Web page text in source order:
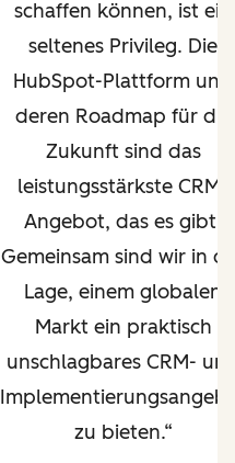
schaffen können, ist ein
seltenes Privileg. Die
HubSpot-Plattform und
deren Roadmap für die
Zukunft sind das
leistungsstärkste CRM-
Angebot, das es gibt.
Gemeinsam sind wir in
Lage, einem globalen
Markt ein praktisch
unschlagbares CRM-
zu bieten.